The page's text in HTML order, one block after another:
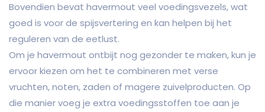
Bovendien bevat havermout veel voedingsvezels, wat
goed is voor de spijsvertering en kan helpen bij het
reguleren van de eetlust.
Om je havermout ontbijt nog gezonder te maken, kun je
ervoor kiezen om het te combineren met verse
vruchten, noten, zaden of magere zuivelproducten. Op
die manier voeg je extra voedingsstoffen toe aan je